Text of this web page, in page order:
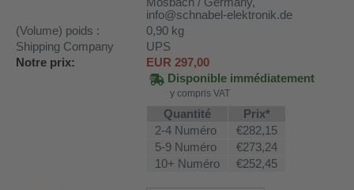
Mosbach / Germany,
info@schnabel-elektronik.de
(Volume) poids :
0,90 kg
Shipping Company
UPS
Notre prix:
EUR 297,00
Disponible immédiatement
y compris VAT
Quantité
Prix*
2-4 Numéro
€282,15
5-9 Numéro
€273,24
10+ Numéro
€252,45